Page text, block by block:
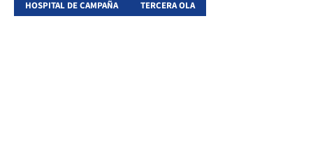
HOSPITAL DE CAMPAÑA
TERCERA OLA